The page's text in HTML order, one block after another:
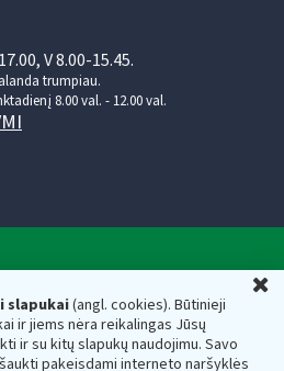
slapukai(angl. cookies). Būtinieji
ir jiems nėra reikalingas Jūsų
ir su kitų slapukų naudojimu. Savo
pakeisdami interneto naršyklės
V 8.00-15.45.
trumpiau.
8.00 val. - 12.00 val.
kodas — 188659752,
01107 Vilnius, Lietuva, el.paštas: